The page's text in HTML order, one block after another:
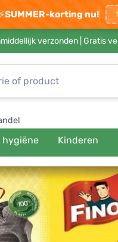
⚡SUMMER-korting nu!
verzonden | Gratis
hygiëne Kinderen